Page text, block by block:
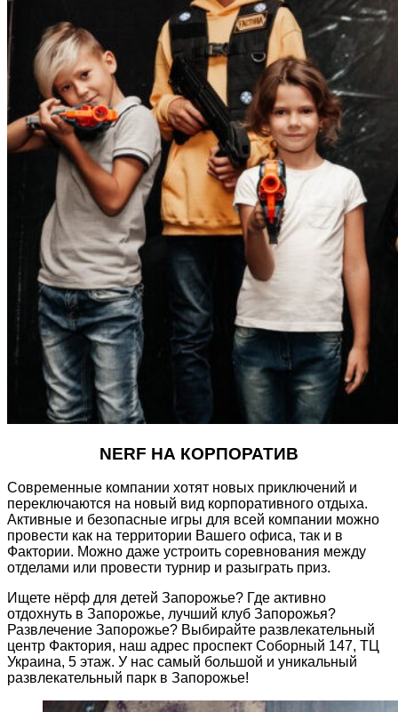
NERF НА КОРПОРАТИВ
Современные компании хотят новых приключений и
переключаются на новый вид корпоративного отдыха.
Активные и безопасные игры для всей компании можно
провести как на территории Вашего офиса, так и в
Фактории. Можно даже устроить соревнования между
отделами или провести турнир и разыграть приз.
Ищете нёрф для детей Запорожье? Где активно
отдохнуть в Запорожье, лучший клуб Запорожья?
Развлечение Запорожье? Выбирайте развлекательный
центр Фактория, наш адрес проспект Соборный 147, ТЦ
Украина, 5 этаж. У нас самый большой и уникальный
развлекательный парк в Запорожье!